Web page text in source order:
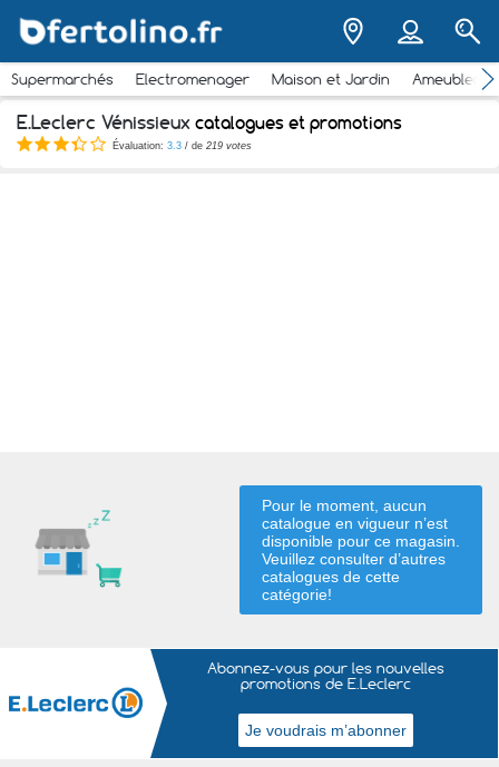
Supermarchés Electromenager Maison et Jardin
E.Leclerc Vénissieux catalogues et promotions
Évaluation: 3.3 / de 219 votes
Pour le moment, aucun
catalogue en vigueur n’est
disponible pour ce magasin.
Veuillez consulter d’autres
catalogues de cette
catégorie!
Abonnez-vous pour les nouvelles
promotions de E.Leclerc